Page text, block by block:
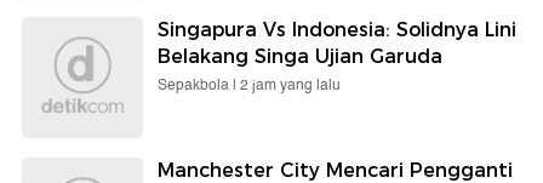
Singapura Vs Indonesia: Solidnya Lini
Belakang Singa Ujian Garuda
Sepakbola | 2 jam yang lalu
Manchester City Mencari Pengganti